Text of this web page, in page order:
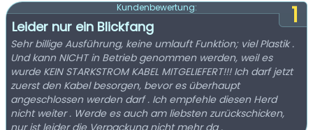
1
Kundenbewertung:
Leider nur ein Blickfang
Sehr billige Ausführung, keine umlauft Funktion; viel Plastik .
Und kann NICHT in Betrieb genommen werden, weil es
wurde KEIN STARKSTROM KABEL MITGELIEFERT!!! Ich darf jetzt
zuerst den Kabel besorgen, bevor es überhaupt
angeschlossen werden darf . Ich empfehle diesen Herd
nicht weiter . Werde es auch am liebsten zurückschicken,
nur ist leider die Verpackung nicht mehr da .